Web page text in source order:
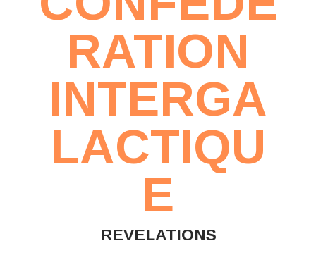
RATION
INTERGA
LACTIQU
E
REVELATIONS